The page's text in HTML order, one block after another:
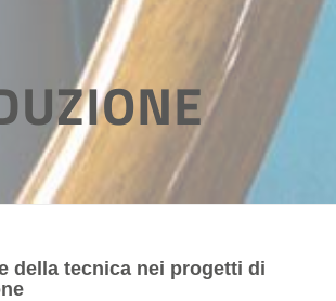
della tecnica nei progetti di